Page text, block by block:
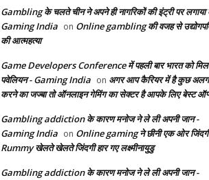
Gambling के चलते चीन ने अपने ही नागरिकों की इंट्री पर लगाया
Gaming India on Online gambling की वजह से
की आत्महत्या
Game Developers Conference में पहली बार भारत को
पवेलियन - Gaming India on अगर आप कैरियर में है कुछ अलग
करने का जज्बा तो ऑनलाइन गेमिंग का सेक्टर है आपके लिए बेस्ट
Gambling addiction के कारण मनोज ने ले ली अपनी जान -
Gaming India on Online gaming ने छीनी एक ओर
Rummy खेलते खेलते जिंदगी हार गए लक्ष्मीनायुडु
Gambling addiction के कारण मनोज ने ले ली अपनी जान -